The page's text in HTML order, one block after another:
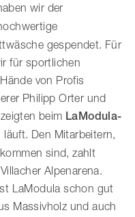
wir der
gespendet. Für
für sportlichen
von Profis
Philipp Orter und
beim LaModula-
Den Mitarbeitern,
sind, zahlt
Alpenarena.
LaModula schon gut
Massivholz und auch